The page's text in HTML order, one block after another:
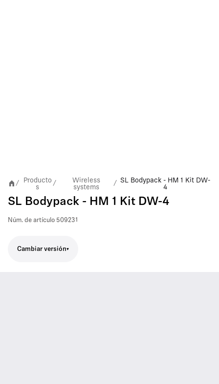
/
Producto
s
/
Wireless
systems
/
SL Bodypack - HM 1 Kit DW-
4
SL Bodypack - HM 1 Kit DW-4
Núm. de artículo 509231
Cambiar versión